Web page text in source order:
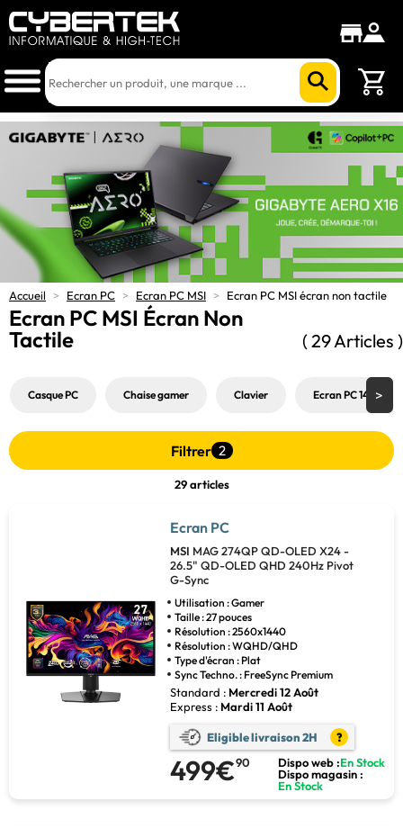
Accueil > Ecran PC > Ecran PC MSI > Ecran PC MSI écran non tactile
Ecran PC MSI Écran Non
Tactile
( 29 Articles )
Casque PC Chaise gamer Clavier Ecran PC 144Hz
Filtrer 2
29 articles
Ecran PC
MSI MAG 274QP QD-OLED X24 -
26.5" QD-OLED QHD 240Hz Pivot
G-Sync
Utilisation : Gamer
Taille : 27 pouces
Résolution : 2560x1440
Résolution : WQHD/QHD
Type d'écran : Plat
Sync Techno. : FreeSync Premium
Standard : Mercredi 12 Août
Express : Mardi 11 Août
Eligible livraison 2H ?
499€90 Dispo web :En Stock
Dispo magasin :
En Stock